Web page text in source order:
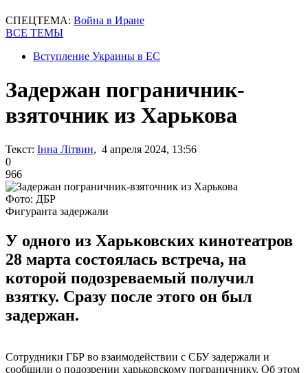
СПЕЦТЕМА: Война в Иране
ВСЕ ТЕМЫ
Вступление Украины в ЕС
Задержан пограничник-
взяточник из Харькова
Текст: Інна Літвин, 4 апреля 2024, 13:56
0
966
Фото: ДБР
Фигуранта задержали
У одного из Харьковских кинотеатров
28 марта состоялась встреча, на
которой подозреваемый получил
взятку. Сразу после этого он был
задержан.
Сотрудники ГБР во взаимодействии с СБУ задержали и
сообщили о подозрении харьковскому пограничнику. Об этом